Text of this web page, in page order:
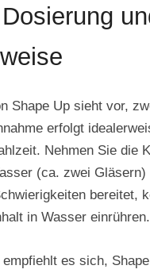
Shape Up sieht vor,
erfolgt
Nehmen Sie die
(ca. zwei
bereitet,
in Wasser einrühren.
es sich,